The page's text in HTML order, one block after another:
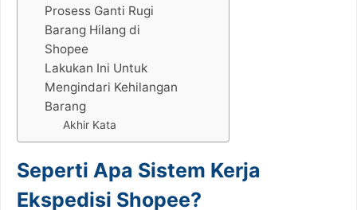
Prosess Ganti Rugi
Barang Hilang di
Shopee
Lakukan Ini Untuk
Mengindari Kehilangan
Barang
Akhir Kata
Seperti Apa Sistem Kerja
Ekspedisi Shopee?